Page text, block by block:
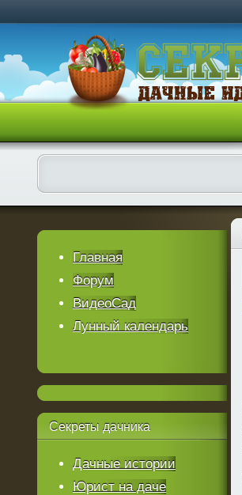
Главная
Форум
ВидеоСад
Лунный календарь
Секреты дачника
Дачные истории
Юрист на даче